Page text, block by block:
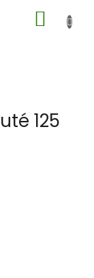
KOŠÍK
125